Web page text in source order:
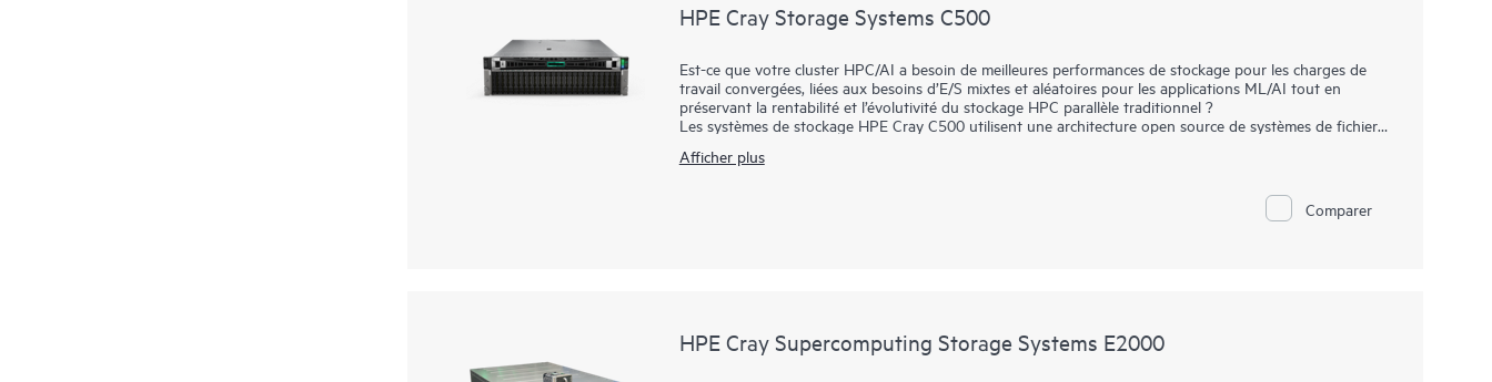
HPE Cray Storage Systems C500
Est-ce que votre cluster HPC/AI a besoin de meilleures performances de stockage pour les charges de
travail convergées, liées aux besoins d’E/S mixtes et aléatoires pour les applications ML/AI tout en
préservant la rentabilité et l’évolutivité du stockage HPC parallèle traditionnel ?
Les systèmes de stockage HPE Cray C500 utilisent une architecture open source de systèmes de fichiers
d’entrée de gamme et de moyenne gamme, avec des budgets de stockage limités tout en améliorant
forts de différents supports de stockage (NVMe, baie SSD/SAS, disque dur) tout en évitant leurs
faiblesses respectives, ce qui permet des vitesses aux performances excellentes avec un nombre réduit
Afficher plus
Comparer
HPE Cray Supercomputing Storage Systems E2000